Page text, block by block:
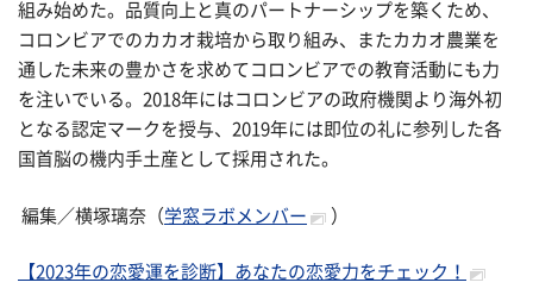
組み始めた。品質向上と真のパートナーシップを築くため、
コロンビアでのカカオ栽培から取り組み、またカカオ農業を
通した未来の豊かさを求めてコロンビアでの教育活動にも力
を注いでいる。2018年にはコロンビアの政府機関より海外初
となる認定マークを授与、2019年には即位の礼に参列した各
国首脳の機内手土産として採用された。
編集／横塚璃奈（学窓ラボメンバー ）
【2023年の恋愛運を診断】あなたの恋愛力をチェック！